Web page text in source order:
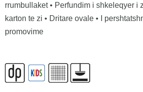
rrumbullaket • Perfundim i shkeleqyer i
karton te zi • Dritare ovale • I
promovime